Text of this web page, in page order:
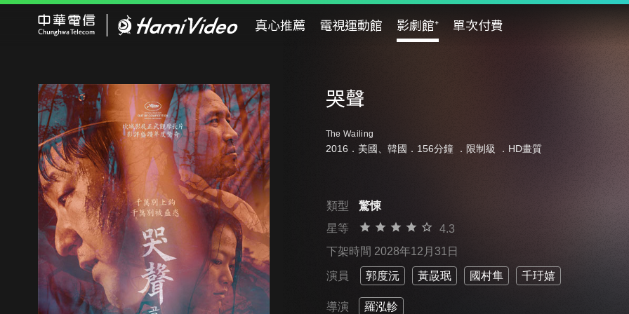
真心推薦 電視運動館 影劇館⁺ 單次付費
哭聲
The Wailing
2016．美國、韓國．156分鐘 ． 限制級 ．HD畫質
類型
驚悚
星等
4.3
下架時間 2028年12月31日
演員 郭度沅 黃晸珉 國村隼 千玗嬉
導演 羅泓軫